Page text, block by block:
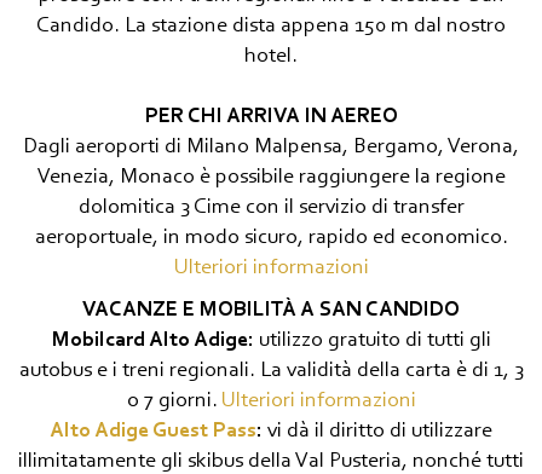
Candido. La stazione dista appena 150 m dal nostro
hotel.
PER CHI ARRIVA IN AEREO
Dagli aeroporti di Milano Malpensa, Bergamo, Verona,
Venezia, Monaco è possibile raggiungere la regione
dolomitica 3 Cime con il servizio di transfer
aeroportuale, in modo sicuro, rapido ed economico.
Ulteriori informazioni
VACANZE E MOBILITÀ A SAN CANDIDO
Mobilcard Alto Adige: utilizzo gratuito di tutti gli
autobus e i treni regionali. La validità della carta è di 1, 3
o 7 giorni. Ulteriori informazioni
Alto Adige Guest Pass: vi dà il diritto di utilizzare
illimitatamente gli skibus della Val Pusteria, nonché tutti